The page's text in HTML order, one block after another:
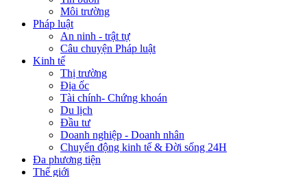
Môi trường
Pháp luật
An ninh - trật tự
Câu chuyện Pháp luật
Kinh tế
Thị trường
Địa ốc
Tài chính- Chứng khoán
Du lịch
Đầu tư
Doanh nghiệp - Doanh nhân
Chuyển động kinh tế & Đời sống 24H
Đa phương tiện
Thế giới